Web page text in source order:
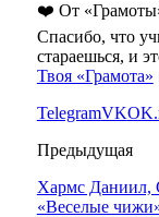
❤️ От
Спасибо, что
стараешься, и
Твоя «Грамота»
TelegramVK
Предыдущая
Хармс Даниил,
«Веселые